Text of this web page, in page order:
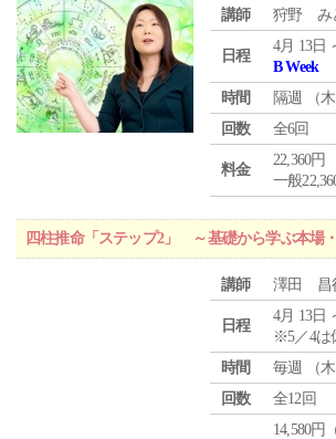
講師 狩野 み
日程
4月 13日
B Week
時間
隔週 （木
回数
全6回
料金
22,360円
一般
四柱推命「ステップ2」 ～基礎から学ぶ本場
講師 澤田 昌
日程
4月 13日
※5／4は
時間
毎週 （木
回数
全12回
14,580円